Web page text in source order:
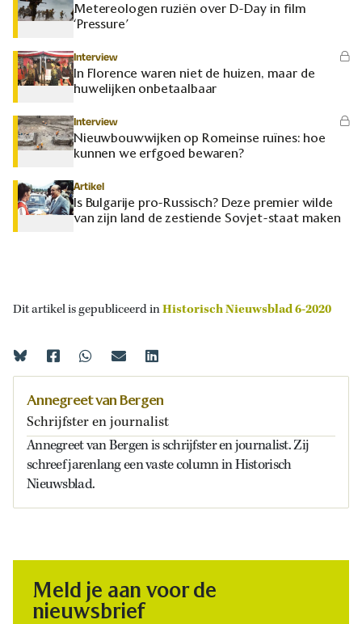
Metereologen ruziën over D-Day in film
‘Pressure’
Interview
In Florence waren niet de huizen, maar de
huwelijken onbetaalbaar
Interview
Nieuwbouwwijken op Romeinse ruïnes: hoe
kunnen we erfgoed bewaren?
Artikel
Is Bulgarije pro-Russisch? Deze premier wilde
van zijn land de zestiende Sovjet-staat maken
Dit artikel is gepubliceerd inHistorisch Nieuwsblad 6-2020
Annegreet van Bergen
Schrijfster en journalist
Annegreet van Bergen is schrijfster en journalist. Zij
schreef jarenlang een vaste column in Historisch
Nieuwsblad.
Meld je aan voor de
nieuwsbrief